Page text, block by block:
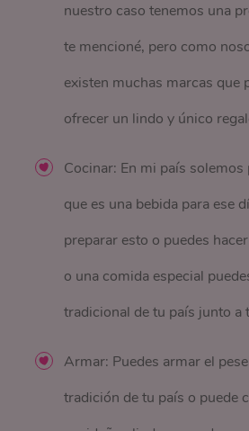
nuestro caso tenemos una
te mencioné, pero como
existen muchas marcas que
ofrecer un lindo y único
Cocinar: En mi país
que es una bebida para ese
preparar esto o puedes
o una comida especial
tradicional de tu país junto a
Armar: Puedes armar el
tradición de tu país o puede